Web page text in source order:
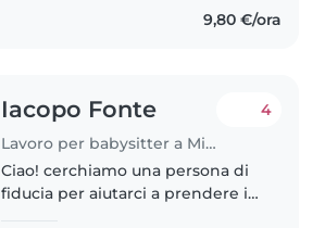
9,80 €/ora
Iacopo Fonte
Lavoro per babysitter a Milano
4
Ciao! cerchiamo una persona di
fiducia per aiutarci a prendere i